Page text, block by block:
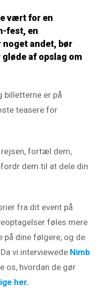
vært for en
fest, en
noget andet, bør
af opslag om
billetterne er på
teasere for
fortæl dem,
dem til at dele din
fra dit event på
føles mere
dine følgere, og de
vi interviewede Nimb
os, hvordan de gør
her.